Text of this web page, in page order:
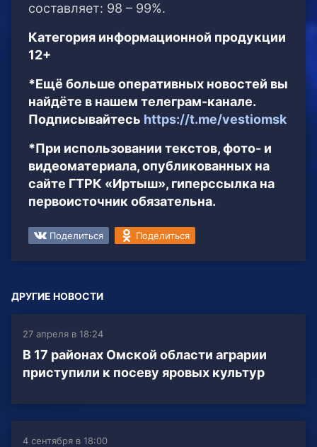
составляет: 98 – 99%.
Категория информационной продукции
12+
*Ещё больше оперативных новостей вы
найдёте в нашем телеграм-канале.
Подписывайтесь https://t.me/vestiomsk
*При использовании текстов, фото- и
видеоматериала, опубликованных на
сайте ГТРК «Иртыш», гиперссылка на
первоисточник обязательна.
Поделиться Поделиться
ДРУГИЕ НОВОСТИ
27 апреля в 18:24
В 17 районах Омской области аграрии
приступили к посеву яровых культур
4 сентября в 18:00